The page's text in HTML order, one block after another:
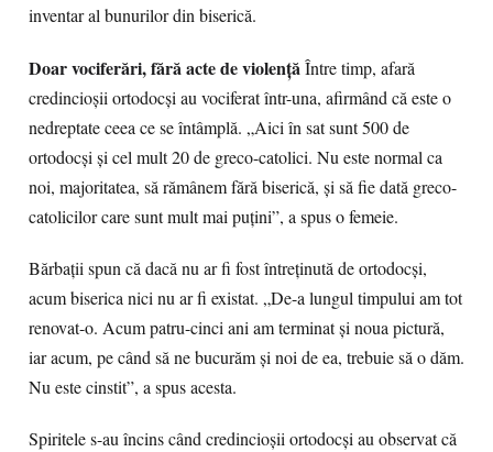
inventar al bunurilor din biserică.
Doar vociferări, fără acte de violenţăÎntre timp, afară
credincioşii ortodocşi au vociferat într-una, afirmând că este o
nedreptate ceea ce se întâmplă. „Aici în sat sunt 500 de
ortodocşi şi cel mult 20 de greco-catolici. Nu este normal ca
noi, majoritatea, să rămânem fără biserică, şi să fie dată greco-
catolicilor care sunt mult mai puţini”, a spus o femeie.
Bărbaţii spun că dacă nu ar fi fost întreţinută de ortodocşi,
acum biserica nici nu ar fi existat. „De-a lungul timpului am tot
renovat-o. Acum patru-cinci ani am terminat şi noua pictură,
iar acum, pe când să ne bucurăm şi noi de ea, trebuie să o dăm.
Nu este cinstit”, a spus acesta.
Spiritele s-au încins când credincioşii ortodocşi au observat că